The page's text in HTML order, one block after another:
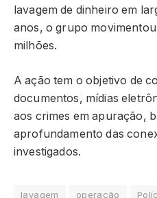
lavagem de dinheiro em
anos, o grupo
milhões.
A ação tem o objetivo de
documentos, mídias
aos crimes em apuração,
aprofundamento das
investigados.
lavagem operação